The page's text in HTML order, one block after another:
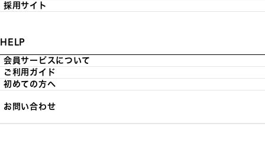
採用サイト
HELP
会員サービスについて
ご利用ガイド
初めての方へ
お問い合わせ